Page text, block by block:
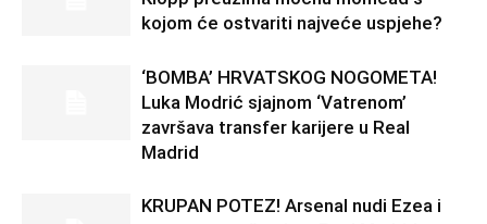
kojom će ostvariti najveće uspjehe?
‘BOMBA’ HRVATSKOG NOGOMETA!
Luka Modrić sjajnom ‘Vatrenom’
završava transfer karijere u Real
Madrid
KRUPAN POTEZ! Arsenal nudi Ezea i